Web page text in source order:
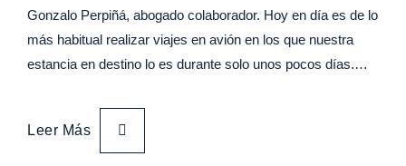
Gonzalo Perpiñá, abogado colaborador. Hoy en día es de lo
más habitual realizar viajes en avión en los que nuestra
estancia en destino lo es durante solo unos pocos días.…
Leer Más